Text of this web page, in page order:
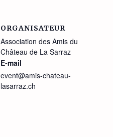
ORGANISATEUR
Association des Amis du
Château de La Sarraz
E-mail
event@amis-chateau-
lasarraz.ch